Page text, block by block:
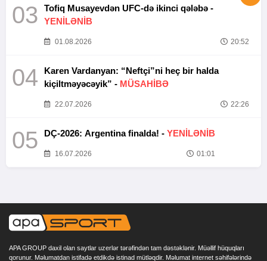
03
Tofiq Musayevdən UFC-də ikinci qələbə -
YENİLƏNİB
01.08.2026 20:52
04
Karen Vardanyan: “Neftçi”ni heç bir halda
kiçiltməyəcəyik” - MÜSAHİBƏ
22.07.2026 22:26
05 DÇ-2026: Argentina finalda! - YENİLƏNİB
16.07.2026 01:01
APA GROUP daxil olan saytlar uzerlər tərəfindən tam dəstəklənir. Müəllif hüquqları
qorunur. Məlumatdan istifadə etdikdə istinad mütləqdir. Məlumat internet səhifələrində